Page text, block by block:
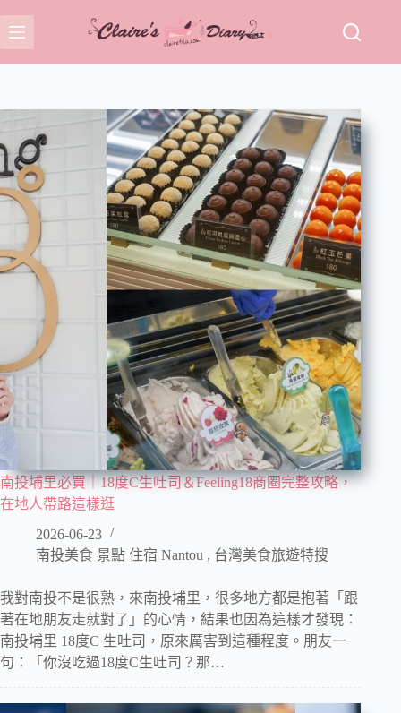
至
主
南投埔里必買｜18度C生吐司＆Feeling18商圈完整攻略，
在地人帶路這樣逛
2026-06-23
南投美食 景點 住宿 Nantou , 台灣美食旅遊特搜
我對南投不是很熟，來南投埔里，很多地方都是抱著「跟
著在地朋友走就對了」的心情，結果也因為這樣才發現：
南投埔里 18度C 生吐司，原來厲害到這種程度。朋友一
句：「你沒吃過18度C生吐司？那…